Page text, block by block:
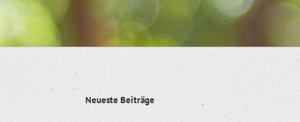
Neueste Beiträge